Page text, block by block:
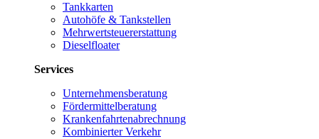
Tankkarten
Autohöfe & Tankstellen
Mehrwertsteuererstattung
Dieselfloater
Services
Unternehmensberatung
Fördermittelberatung
Krankenfahrtenabrechnung
Kombinierter Verkehr